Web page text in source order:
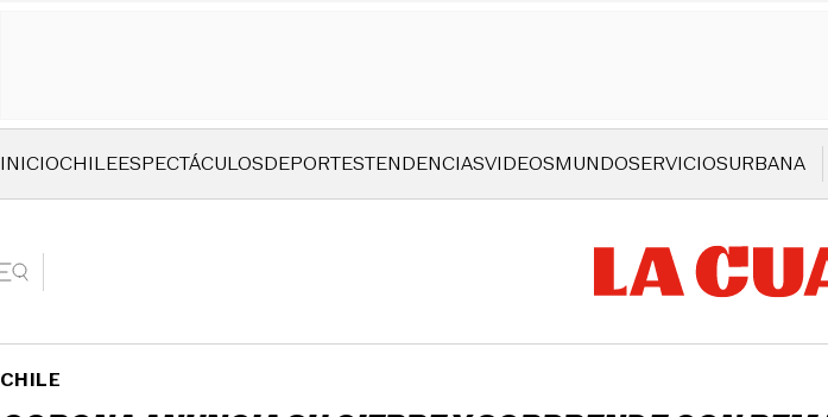
INICIOCHILEESPECTÁCULOSDEPORTESTENDENCIASVIDEOSMUNDOSERVICIOSURBANA
CHILE